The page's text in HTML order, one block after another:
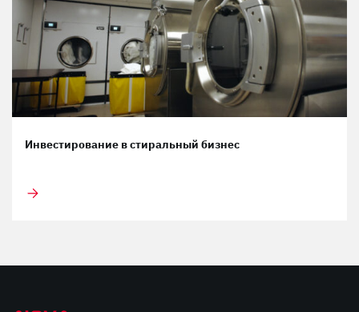
Инвестирование в стиральный бизнес